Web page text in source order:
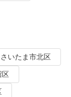
さいたま市北区